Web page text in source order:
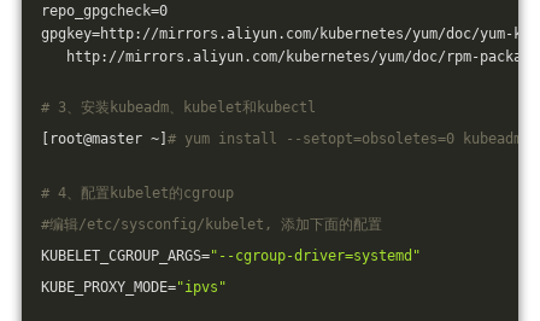
repo_gpgcheck=0
gpgkey=http://mirrors.aliyun.com/kubernetes/yum/doc/yum-
http://mirrors.aliyun.com/kubernetes/yum/doc/rpm-
# 3、安装kubeadm、kubelet和kubectl
[root@master ~] # yum install --setopt=obsoletes=0
# 4、配置kubelet的cgroup
#编辑/etc/sysconfig/kubelet, 添加下面的配置
KUBELET_CGROUP_ARGS="--cgroup-driver=systemd"
KUBE_PROXY_MODE="ipvs"